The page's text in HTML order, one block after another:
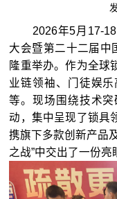
2026年5月17-18
大会暨第二十二届中
隆重举办。作为全球
业链领袖、门徒娱
等。现场围绕技术
动，集中呈现了锁具
携旗下多款创新产品
之战”中交出了一份亮